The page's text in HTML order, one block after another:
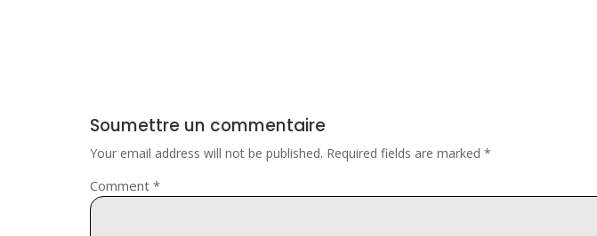
Soumettre un commentaire
Your email address will not be published. Required fields are marked *
Comment *